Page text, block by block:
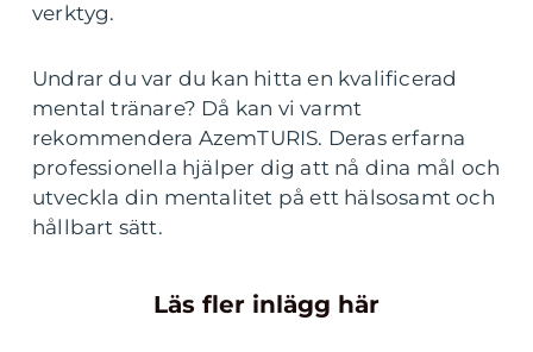
verktyg.
Undrar du var du kan hitta en kvalificerad
mental tränare? Då kan vi varmt
rekommendera AzemTURIS. Deras erfarna
professionella hjälper dig att nå dina mål och
utveckla din mentalitet på ett hälsosamt och
hållbart sätt.
Läs fler inlägg här